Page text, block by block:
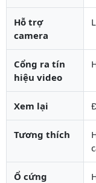
Hỗ trợ
camera
Cổng ra tín
hiệu video
Xem lại
Tương thích
Ổ cứng